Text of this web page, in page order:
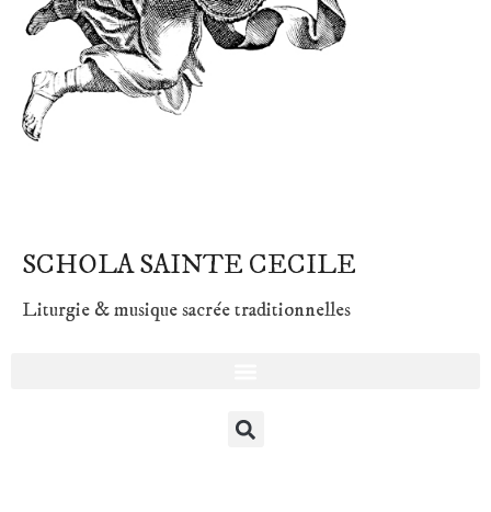
SCHOLA SAINTE CECILE
Liturgie & musique sacrée traditionnelles